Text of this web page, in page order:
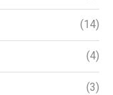
(14)
(4)
(3)